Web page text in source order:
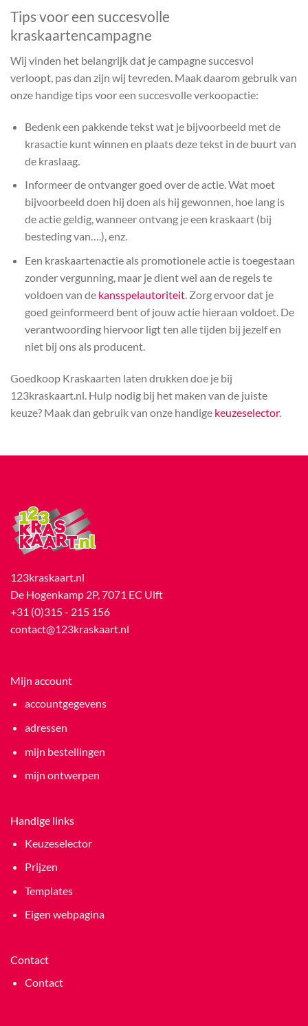
Tips voor een succesvolle
kraskaartencampagne
Wij vinden het belangrijk dat je campagne succesvol
verloopt, pas dan zijn wij tevreden. Maak daarom gebruik van
onze handige tips voor een succesvolle verkoopactie:
Bedenk een pakkende tekst wat je bijvoorbeeld met de
krasactie kunt winnen en plaats deze tekst in de buurt van
de kraslaag.
Informeer de ontvanger goed over de actie. Wat moet
bijvoorbeeld doen hij doen als hij gewonnen, hoe lang is
de actie geldig, wanneer ontvang je een kraskaart (bij
besteding van….), enz.
Een kraskaartenactie als promotionele actie is toegestaan
zonder vergunning, maar je dient wel aan de regels te
voldoen van de kansspelautoriteit. Zorg ervoor dat je
goed geinformeerd bent of jouw actie hieraan voldoet. De
verantwoording hiervoor ligt ten alle tijden bij jezelf en
niet bij ons als producent.
Goedkoop Kraskaarten laten drukken doe je bij
123kraskaart.nl. Hulp nodig bij het maken van de juiste
keuze? Maak dan gebruik van onze handige keuzeselector.
123kraskaart.nl
De Hogenkamp 2P, 7071 EC Ulft
+31 (0)315 - 215 156
contact@123kraskaart.nl
Mijn account
accountgegevens
adressen
mijn bestellingen
mijn ontwerpen
Handige links
Keuzeselector
Prijzen
Templates
Eigen webpagina
Contact
Contact